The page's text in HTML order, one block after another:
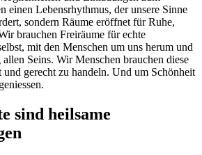
einen Lebensrhythmus, der unsere Sinne
sondern Räume eröffnet für Ruhe,
brauchen Freiräume für echte
mit den Menschen um uns herum und
Seins. Wir Menschen brauchen diese
gerecht zu handeln. Und um Schönheit
sind heilsame